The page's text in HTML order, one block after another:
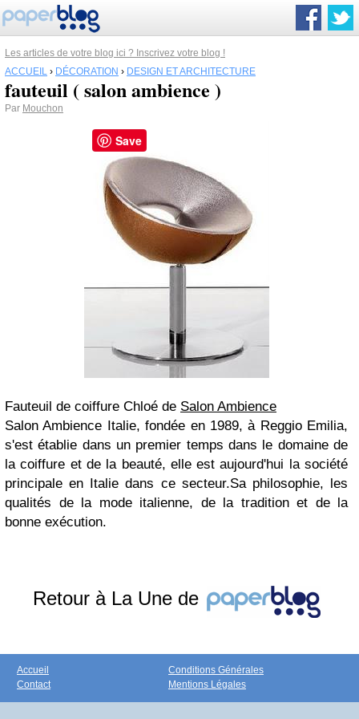
Les articles de votre blog ici ? Inscrivez votre blog !
ACCUEIL › DÉCORATION › DESIGN ET ARCHITECTURE
fauteuil ( salon ambience )
Par Mouchon
Fauteuil de coiffure Chloé de Salon Ambience
Salon Ambience Italie, fondée en 1989, à Reggio Emilia,
s'est établie dans un premier temps dans le domaine de
la coiffure et de la beauté, elle est aujourd'hui la société
principale en Italie dans ce secteur.Sa philosophie, les
qualités de la mode italienne, de la tradition et de la
bonne exécution.
Retour à La Une de
Accueil
Contact
Conditions Générales
Mentions Légales
Save